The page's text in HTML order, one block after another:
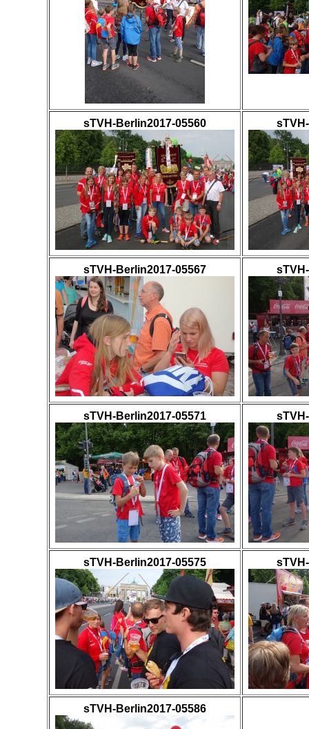
sTVH-Berlin2017-05560
sTVH-Berlin2017-05567
sTVH-Berlin2017-05571
sTVH-Berlin2017-05575
sTVH-Berlin2017-05586